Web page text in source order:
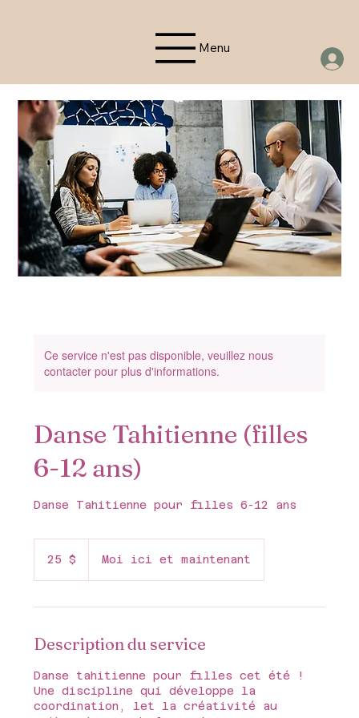
Menu
Ce service n'est pas disponible, veuillez nous
contacter pour plus d'informations.
Danse Tahitienne (filles
6-12 ans)
Danse Tahitienne pour filles 6-12 ans
canadiens
25 $ Moi ici et maintenant
Description du service
Danse tahitienne pour filles cet été !
Une discipline qui développe la
coordination, let la créativité au